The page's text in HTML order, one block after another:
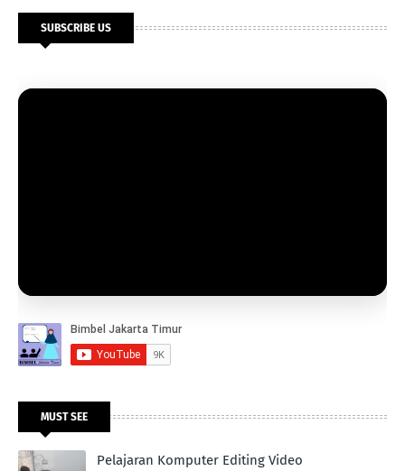
SUBSCRIBE US
MUST SEE
Pelajaran Komputer Editing Video